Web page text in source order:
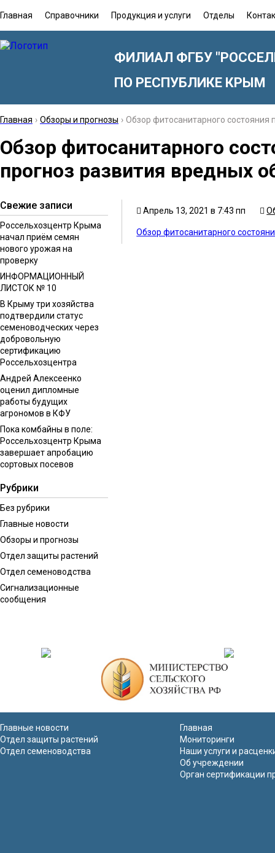
Главная Справочники Продукция и услуги Отделы
ФИЛИАЛ ФГБУ
ПО РЕСПУБЛИКЕ КРЫМ
Главная › Обзоры и прогнозы › Обзор фитосанитарного состояния
Обзор фитосанитарного
прогноз развития вредных
Свежие записи
Россельхозцентр Крыма
начал приём семян
нового урожая на
проверку
ИНФОРМАЦИОННЫЙ
ЛИСТОК № 10
В Крыму три хозяйства
подтвердили статус
семеноводческих через
добровольную
сертификацию
Россельхозцентра
Андрей Алексеенко
оценил дипломные
работы будущих
агрономов в КФУ
Пока комбайны в поле:
Россельхозцентр Крыма
завершает апробацию
сортовых посевов
Рубрики
Без рубрики
Главные новости
Обзоры и прогнозы
Отдел защиты растений
Отдел семеноводства
Сигнализационные
сообщения
Апрель 13, 2021 в 7:43 пп
Обзор фитосанитарного
Главные новости
Отдел защиты растений
Отдел семеноводства
Главная
Мониторинги
Наши услуги и
Об учреждении
Орган сертификации